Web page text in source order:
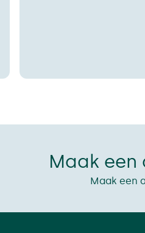
Maak
Maak een